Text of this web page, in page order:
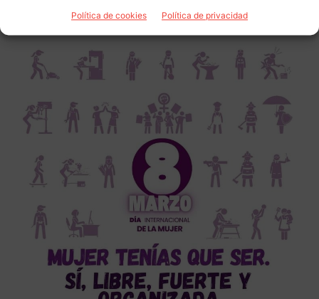
Política de cookies Política de privacidad